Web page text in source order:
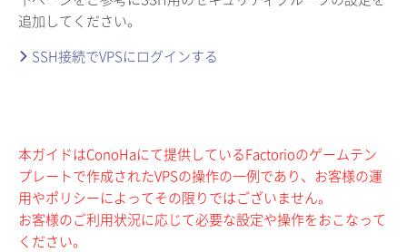
追加してください。
SSH接続でVPSにログインする
本ガイドはConoHaにて提供しているFactorioのゲームテン
プレートで作成されたVPSの操作の一例であり、お客様の運
用やポリシーによってその限りではございません。
お客様のご利用状況に応じて必要な設定や操作をおこなって
ください。